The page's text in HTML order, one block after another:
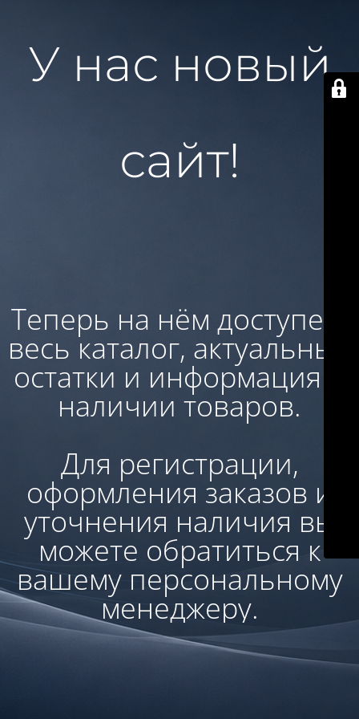
У нас новый
сайт!
Теперь на нём доступен:
весь каталог, актуальные
остатки и информация о
наличии товаров.
Для регистрации,
оформления заказов и
уточнения наличия вы
можете обратиться к
вашему персональному
менеджеру.